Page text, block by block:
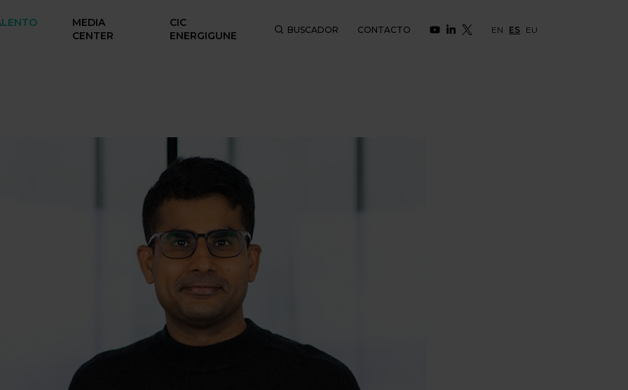
MEDIA
CENTER
CIC
ENERGIGUNE
BUSCADOR CONTACTO EN ES EU